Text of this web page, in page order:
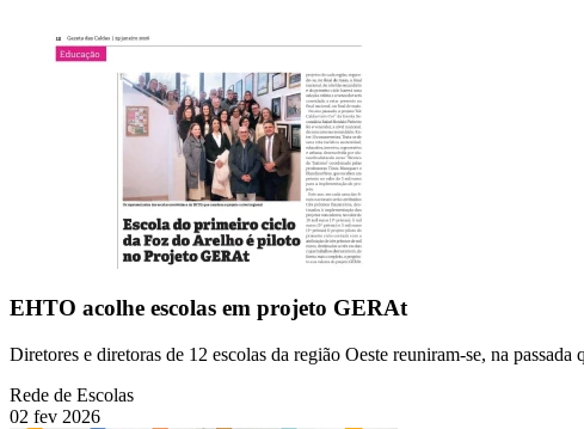
EHTO acolhe escolas em projeto GERAt
Diretores e diretoras de 12 escolas da região Oeste reuniram-se, na
Rede de Escolas
02 fev 2026